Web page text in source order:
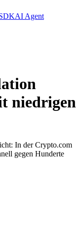
AI Agent
niedrigen
In der Crypto.com
gegen Hunderte